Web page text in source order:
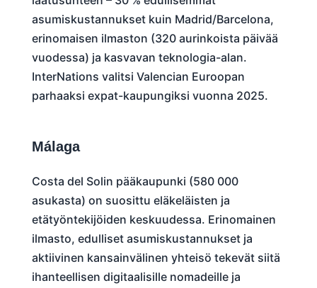
asumiskustannukset kuin Madrid/Barcelona,
erinomaisen ilmaston (320 aurinkoista päivää
vuodessa) ja kasvavan teknologia-alan.
InterNations valitsi Valencian Euroopan
parhaaksi expat-kaupungiksi vuonna 2025.
Málaga
Costa del Solin pääkaupunki (580 000
asukasta) on suosittu eläkeläisten ja
etätyöntekijöiden keskuudessa. Erinomainen
ilmasto, edulliset asumiskustannukset ja
aktiivinen kansainvälinen yhteisö tekevät siitä
ihanteellisen digitaalisille nomadeille ja